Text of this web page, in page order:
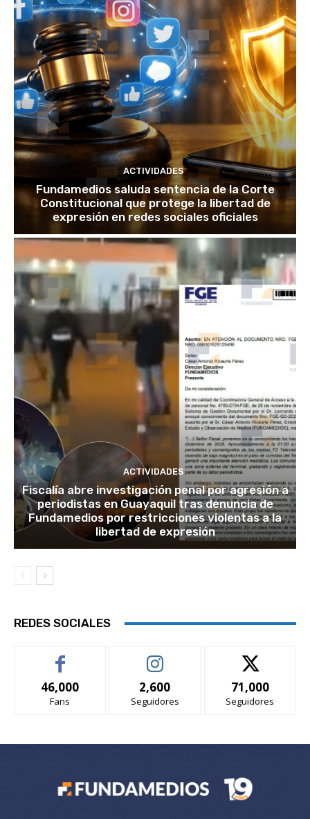
ACTIVIDADES
Fundamedios saluda sentencia de la Corte
Constitucional que protege la libertad de
expresión en redes sociales oficiales
ACTIVIDADES
Fiscalía abre investigación penal por agresión a
periodistas en Guayaquil tras denuncia de
Fundamedios por restricciones violentas a la
libertad de expresión
REDES SOCIALES
46,000
Fans
2,600
Seguidores
71,000
Seguidores